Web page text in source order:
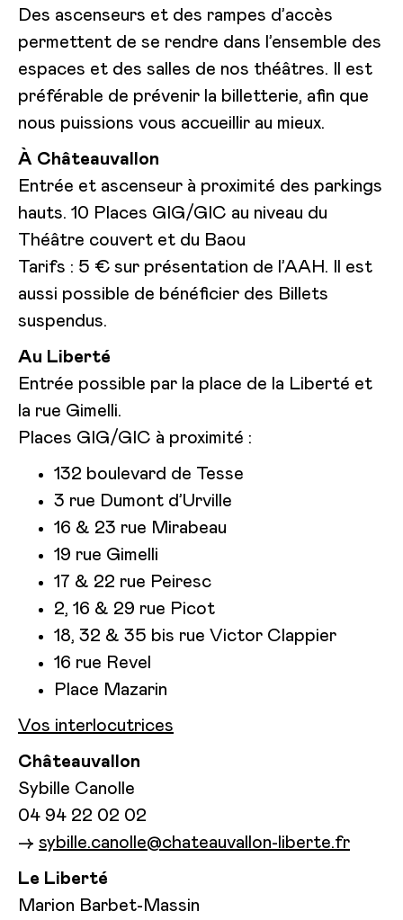
Des ascenseurs et des rampes d’accès
permettent de se rendre dans l’ensemble des
espaces et des salles de nos théâtres. Il est
préférable de prévenir la billetterie, afin que
nous puissions vous accueillir au mieux.
À Châteauvallon
Entrée et ascenseur à proximité des parkings
hauts. 10 Places GIG/GIC au niveau du
Théâtre couvert et du Baou
Tarifs : 5 € sur présentation de l’AAH. Il est
aussi possible de bénéficier des Billets
suspendus.
Au Liberté
Entrée possible par la place de la Liberté et
la rue Gimelli.
Places GIG/GIC à proximité :
132 boulevard de Tesse
3 rue Dumont d’Urville
16 & 23 rue Mirabeau
19 rue Gimelli
17 & 22 rue Peiresc
2, 16 & 29 rue Picot
18, 32 & 35 bis rue Victor Clappier
16 rue Revel
Place Mazarin
Vos interlocutrices
Châteauvallon
Sybille Canolle
04 94 22 02 02
→ sybille.canolle@chateauvallon-liberte.fr
Le Liberté
Marion Barbet-Massin